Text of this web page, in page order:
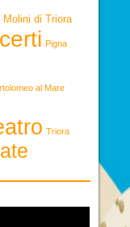
Molini di Triora
Pigna
al Mare
Triora